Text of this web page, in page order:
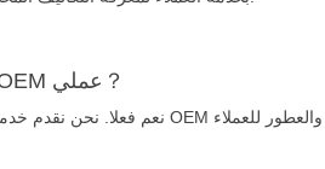
2.OEM عملي？